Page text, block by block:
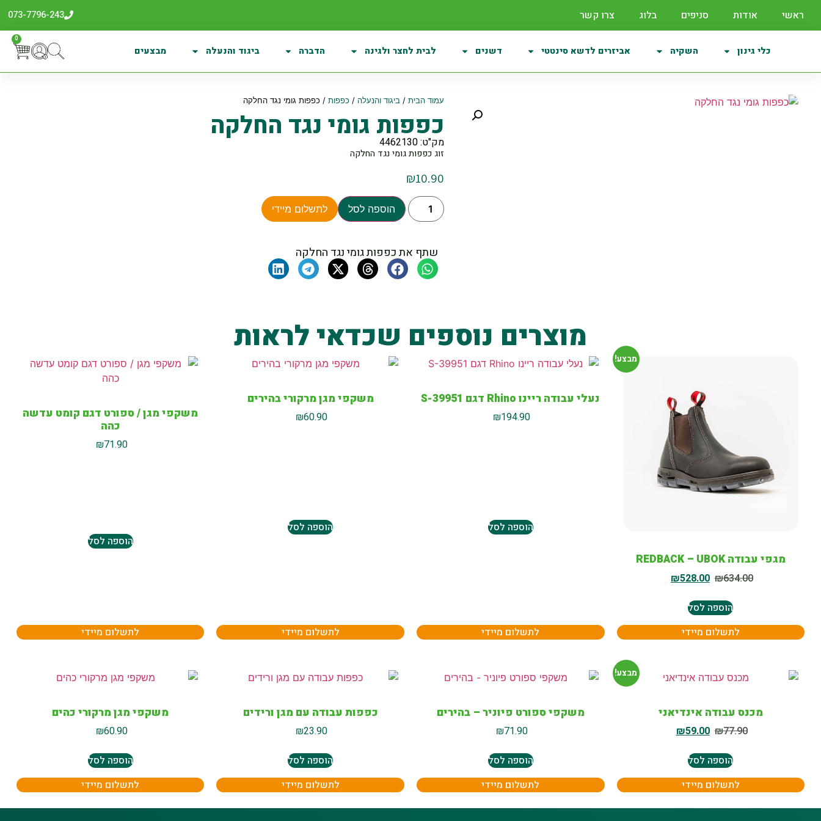
ראשי אודות סניפים בלוג צרו קשר 073-7796-243
כלי גינון השקיה אביזרים לדשא סינטטי דשנים לבית לחצר ולגינה הדברה ביגוד והנעלה מבצעים
0
עמוד הבית / ביגוד והנעלה / כפפות / כפפות גומי נגד החלקה
כפפות גומי נגד החלקה
מק"ט: 4462130
זוג כפפות גומי נגד החלקה
₪10.90
הוספה לסל לתשלום מיידי
שתף את כפפות גומי נגד החלקה
מוצרים נוספים שכדאי לראות
מבצע!
מגפי עבודה REDBACK – UBOK
₪634.00
₪528.00
הוספה לסל
לתשלום מיידי
נעלי עבודה ריינו Rhino דגם S-39951
₪194.90
הוספה לסל
לתשלום מיידי
משקפי מגן מרקורי בהירים
₪60.90
הוספה לסל
לתשלום מיידי
משקפי מגן / ספורט דגם קומט עדשה
כהה
₪71.90
הוספה לסל
לתשלום מיידי
מבצע!
מכנס עבודה אינדיאני
₪77.90
₪59.00
הוספה לסל
לתשלום מיידי
משקפי ספורט פיוניר – בהירים
₪71.90
הוספה לסל
לתשלום מיידי
כפפות עבודה עם מגן ורידים
₪23.90
הוספה לסל
לתשלום מיידי
משקפי מגן מרקורי כהים
₪60.90
הוספה לסל
לתשלום מיידי